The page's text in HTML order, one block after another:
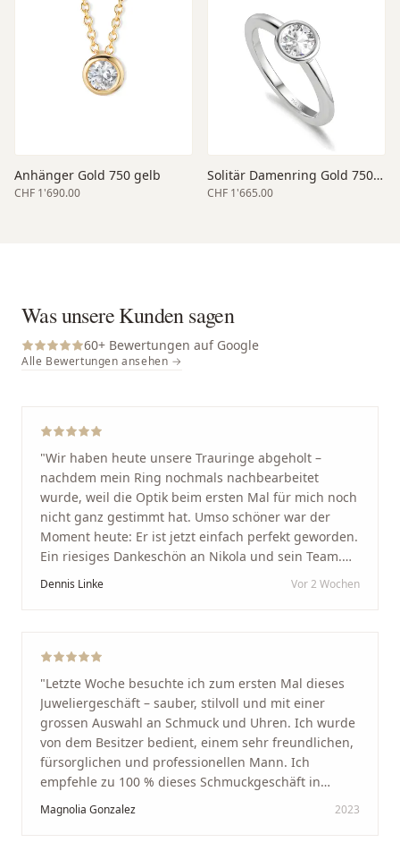
Anhänger Gold 750 gelb
CHF 1'690.00
Solitär Damenring Gold 750 weiss
CHF 1'665.00
Was unsere Kunden sagen
60+ Bewertungen auf Google
Alle Bewertungen ansehen →
"Wir haben heute unsere Trauringe abgeholt –
nachdem mein Ring nochmals nachbearbeitet
wurde, weil die Optik beim ersten Mal für mich noch
nicht ganz gestimmt hat. Umso schöner war der
Moment heute: Er ist jetzt einfach perfekt geworden.
Ein riesiges Dankeschön an Nikola und sein Team.
Vom ersten Termin an wurden wir jedes Mal
Arbeit und seine Kunden wirklich am Herzen liegen.
Service und echte Herzlichkeit schätzt, ist hier genau
richtig."
Dennis Linke Vor 2 Wochen
"Letzte Woche besuchte ich zum ersten Mal dieses
Juweliergeschäft – sauber, stilvoll und mit einer
grossen Auswahl an Schmuck und Uhren. Ich wurde
von dem Besitzer bedient, einem sehr freundlichen,
fürsorglichen und professionellen Mann. Ich
empfehle zu 100 % dieses Schmuckgeschäft in
Schaffhausen. Ich selbst war sehr zufrieden und
glücklich mit der Behandlung. Ich danke Ihnen – ich
Magnolia Gonzalez 2023